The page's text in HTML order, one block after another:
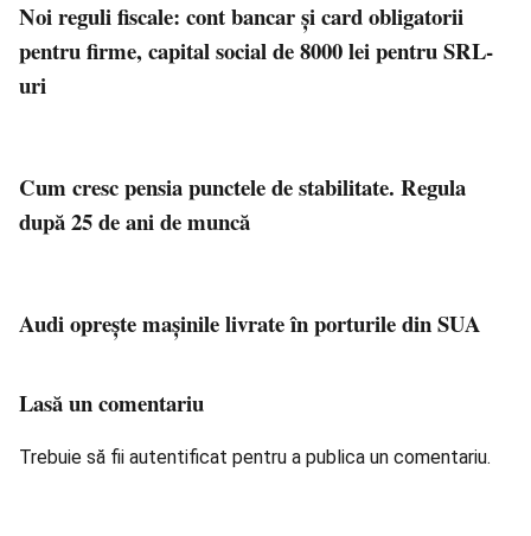
Noi reguli fiscale: cont bancar și card obligatorii
pentru firme, capital social de 8000 lei pentru SRL-
uri
Cum cresc pensia punctele de stabilitate. Regula
după 25 de ani de muncă
Audi opreşte maşinile livrate în porturile din SUA
Lasă un comentariu
Trebuie să fii autentificat pentru a publica un comentariu.